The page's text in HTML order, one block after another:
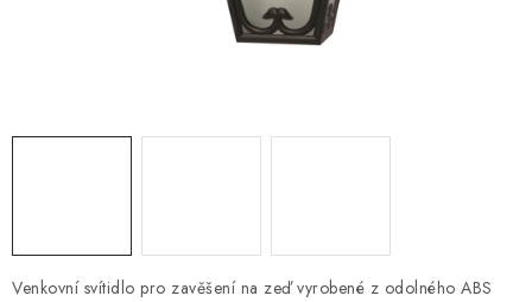
OSTATNÍ
VÝPRODEJ
Venkovní svítidlo pro zavěšení na zeď vyrobené z odolného ABS